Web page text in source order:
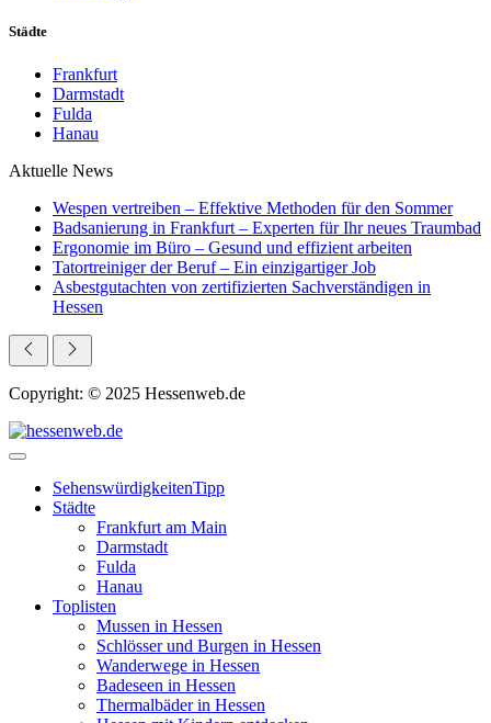
Städte
Frankfurt
Darmstadt
Fulda
Hanau
Aktuelle News
Wespen vertreiben – Effektive Methoden für den Sommer
Badsanierung in Frankfurt – Experten für Ihr neues Traumbad
Ergonomie im Büro – Gesund und effizient arbeiten
Tatortreiniger der Beruf – Ein einzigartiger Job
Asbestgutachten von zertifizierten Sachverständigen in
Hessen
Copyright: © 2025 Hessenweb.de
SehenswürdigkeitenTipp
Städte
Frankfurt am Main
Darmstadt
Fulda
Hanau
Toplisten
Mussen in Hessen
Schlösser und Burgen in Hessen
Wanderwege in Hessen
Badeseen in Hessen
Thermalbäder in Hessen